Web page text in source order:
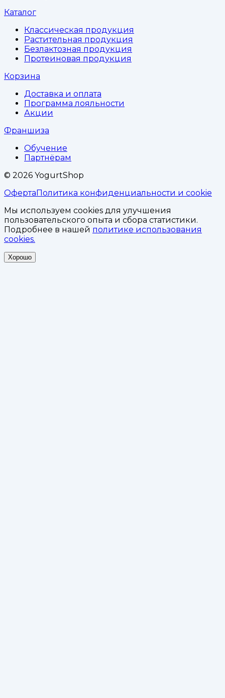
Каталог
Классическая продукция
Растительная продукция
Безлактозная продукция
Протеиновая продукция
Корзина
Доставка и оплата
Программа лояльности
Акции
Франшиза
Обучение
Партнёрам
© 2026 YogurtShop
ОфертаПолитика конфиденциальности и cookie
Мы используем cookies для улучшения
пользовательского опыта и сбора статистики.
Подробнее в нашей политике использования
cookies.
Хорошо